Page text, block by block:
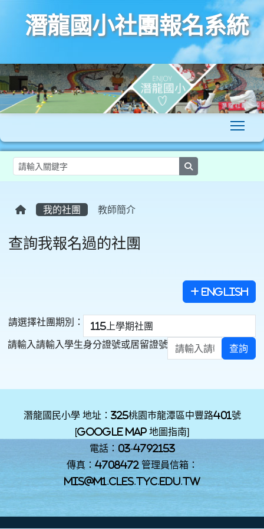
潛龍國小社團報名系統
我的社團 教師簡介
查詢我報名過的社團
English
請選擇社團期別：
請輸入請輸入學生身分證號或居留證號 查詢
潛龍國民小學 地址：325桃園巿龍潭區中豐路401號
[Google Map 地圖指南]
電話：03-4792153
傳真：4708472 管理員信箱：
mis@m1.cles.tyc.edu.tw